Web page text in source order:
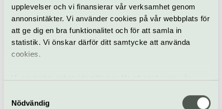
upplevelser och vi finansierar vår verksamhet genom
annonsintäkter. Vi använder cookies på vår webbplats för
att ge dig en bra funktionalitet och för att samla in
statistik. Vi önskar därför ditt samtycke att använda
cookies.
samt tillhandahålla funktioner för sociala medier. Vi
Nödvändig
Konsert